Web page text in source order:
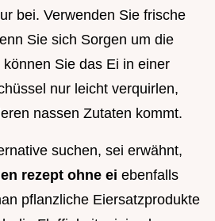
bei. Verwenden Sie frische
Sie sich Sorgen um die
Sie das Ei in einer
nur leicht verquirlen,
nassen Zutaten kommt.
suchen, sei erwähnt,
rezept ohne ei ebenfalls
pflanzliche Eiersatzprodukte